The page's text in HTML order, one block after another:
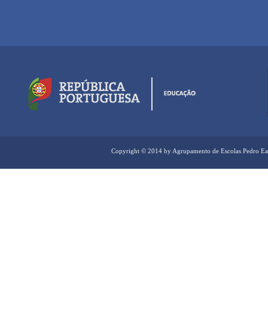
Copyright © 2014 by Agrupamento de Escolas Pedro